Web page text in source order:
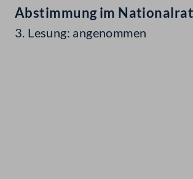
Abstimmung im Nationalrat
3. Lesung: angenommen